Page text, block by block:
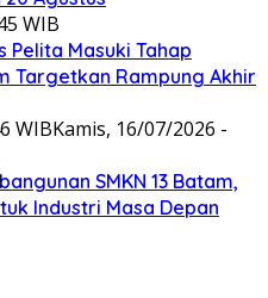
WIB
Pelita Masuki Tahap
Targetkan Rampung Akhir
WIBKamis, 16/07/2026 -
SMKN 13 Batam,
Industri Masa Depan